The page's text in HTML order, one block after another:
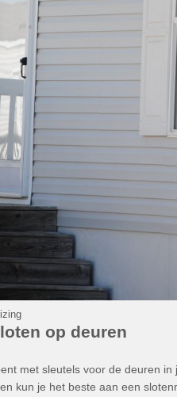
op deuren
met sleutels voor de deuren
kun je het beste aan een